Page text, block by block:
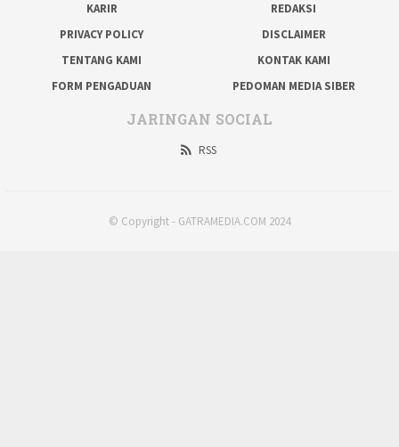
KARIR
REDAKSI
PRIVACY POLICY
DISCLAIMER
TENTANG KAMI
KONTAK KAMI
FORM PENGADUAN
PEDOMAN MEDIA SIBER
JARINGAN SOCIAL
RSS
© Copyright - GATRAMEDIA.COM 2024